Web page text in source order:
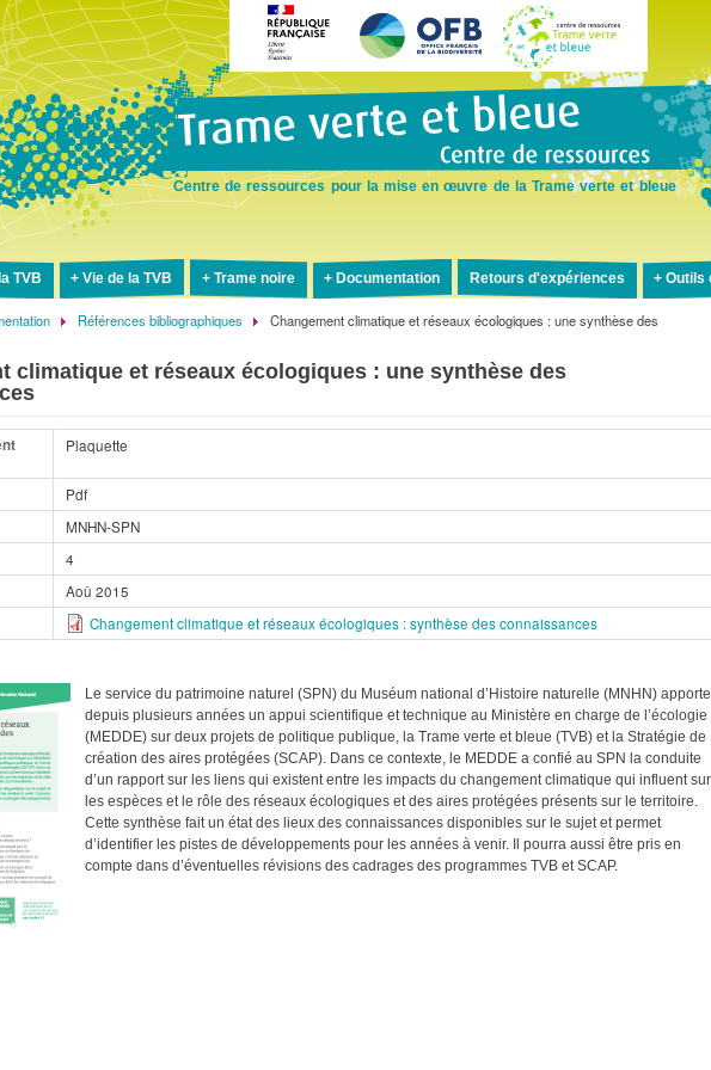
au
contenu
Centre de ressources pour la mise en œuvre de la Trame verte et bleue
TVB Vie de la TVB Trame noire Documentation Retours d'expériences Outils
Références bibliographiques
Changement climatique et réseaux écologiques : une synthèse des
climatique et réseaux écologiques : une synthèse des
Plaquette
Pdf
MNHN-SPN
4
Aoû 2015
Changement climatique et réseaux écologiques : synthèse des connaissances
Le service du patrimoine naturel (SPN) du Muséum national d’Histoire naturelle (MNHN) apporte
depuis plusieurs années un appui scientifique et technique au Ministère en charge de l’écologie
(MEDDE) sur deux projets de politique publique, la Trame verte et bleue (TVB) et la Stratégie de
création des aires protégées (SCAP). Dans ce contexte, le MEDDE a confié au SPN la conduite
d’un rapport sur les liens qui existent entre les impacts du changement climatique qui influent sur
les espèces et le rôle des réseaux écologiques et des aires protégées présents sur le territoire.
Cette synthèse fait un état des lieux des connaissances disponibles sur le sujet et permet
d’identifier les pistes de développements pour les années à venir. Il pourra aussi être pris en
compte dans d’éventuelles révisions des cadrages des programmes TVB et SCAP.